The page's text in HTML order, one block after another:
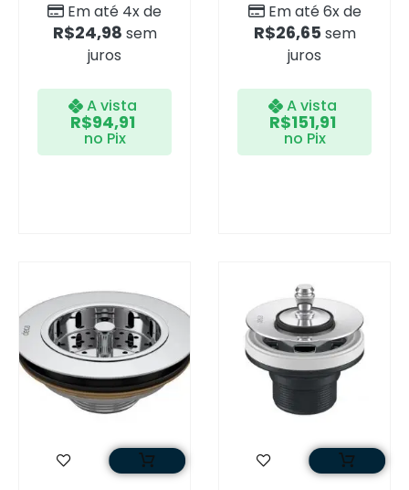
Em até 4x de
R$24,98 sem
juros
A vista
R$94,91
no Pix
Em até 6x de
R$26,65 sem
juros
A vista
R$151,91
no Pix